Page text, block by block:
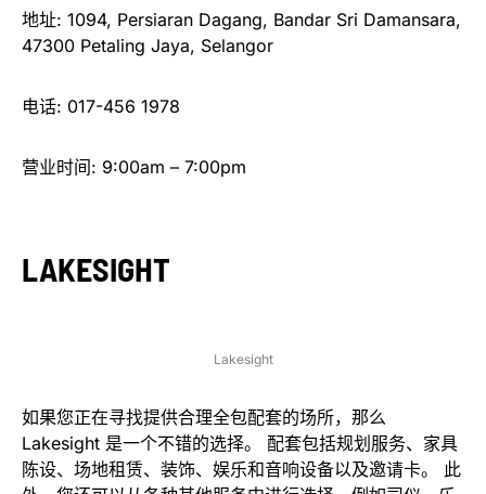
地址: 1094, Persiaran Dagang, Bandar Sri Damansara,
47300 Petaling Jaya, Selangor
电话: 017-456 1978
营业时间: 9:00am – 7:00pm
LAKESIGHT
Lakesight
如果您正在寻找提供合理全包配套的场所，那么
Lakesight 是一个不错的选择。 配套包括规划服务、家具
陈设、场地租赁、装饰、娱乐和音响设备以及邀请卡。 此